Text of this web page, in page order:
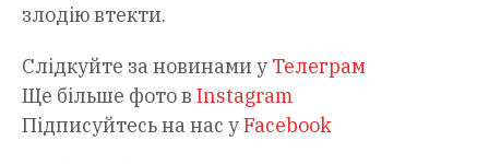
злодію втекти.
Слідкуйте за новинами у Телеграм
Ще більше фото в Instagram
Підписуйтесь на нас уFacebook